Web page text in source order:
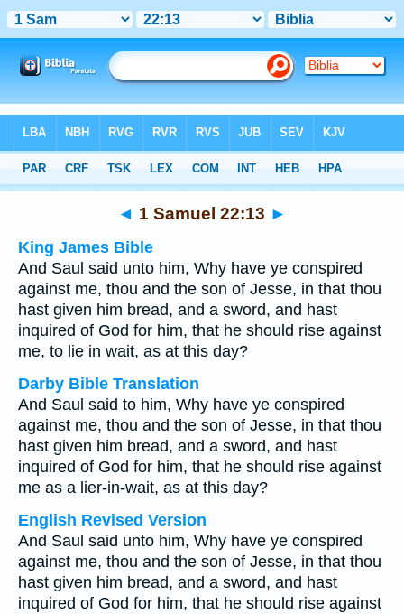
Multilingual > 1 Samuel 22:13
◄ 1 Samuel 22:13 ►
King James Bible
And Saul said unto him, Why have ye conspired
against me, thou and the son of Jesse, in that thou
hast given him bread, and a sword, and hast
inquired of God for him, that he should rise against
me, to lie in wait, as at this day?
Darby Bible Translation
And Saul said to him, Why have ye conspired
against me, thou and the son of Jesse, in that thou
hast given him bread, and a sword, and hast
inquired of God for him, that he should rise against
me as a lier-in-wait, as at this day?
English Revised Version
And Saul said unto him, Why have ye conspired
against me, thou and the son of Jesse, in that thou
hast given him bread, and a sword, and hast
inquired of God for him, that he should rise against